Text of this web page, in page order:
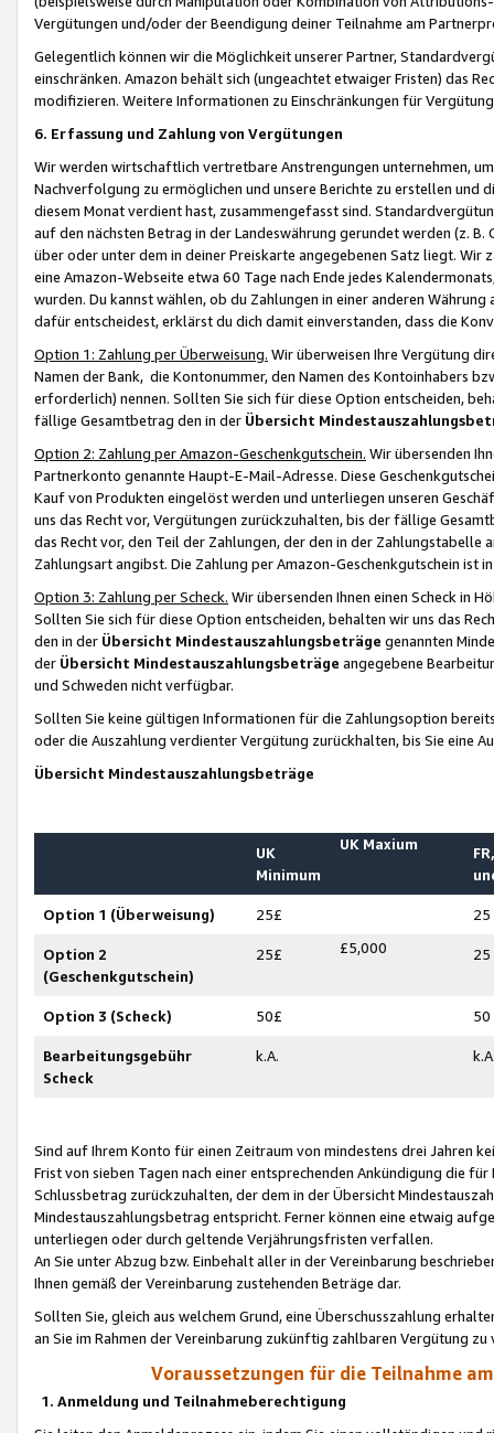
Vergütungen und/oder der Beendigung deiner Teilnahme am
Gelegentlich können wir die Möglichkeit unserer Partner,
einschränken. Amazon behält sich (ungeachtet etwaiger Fristen) das
modifizieren. Weitere Informationen zu Einschränkungen für
6. Erfassung und Zahlung von Vergütungen
Wir werden wirtschaftlich vertretbare Anstrengungen unternehmen,
Nachverfolgung zu ermöglichen und unsere Berichte zu erstellen und
diesem Monat verdient hast, zusammengefasst sind.
auf den nächsten Betrag in der Landeswährung gerundet werden (z.
über oder unter dem in deiner Preiskarte angegebenen Satz liegt.
eine Amazon-Webseite etwa 60 Tage nach Ende jedes
wurden. Du kannst wählen, ob du Zahlungen in einer anderen
dafür entscheidest, erklärst du dich damit einverstanden, dass die
Option 1: Zahlung per Überweisung. Wir überweisen Ihre Vergütung
Namen der Bank, die Kontonummer, den Namen des Kontoinhabers
erforderlich) nennen. Sollten Sie sich für diese Option entscheiden,
fällige Gesamtbetrag den in der Übersicht
Option 2: Zahlung per Amazon-Geschenkgutschein. Wir übersenden
Partnerkonto genannte Haupt-E-Mail-Adresse. Diese
Kauf von Produkten eingelöst werden und unterliegen unseren
uns das Recht vor, Vergütungen zurückzuhalten, bis der fällige
das Recht vor, den Teil der Zahlungen, der den in der
Zahlungsart angibst. Die Zahlung per Amazon-Geschenkgutschein ist
Option 3: Zahlung per Scheck. Wir übersenden Ihnen einen Scheck in
Sollten Sie sich für diese Option entscheiden, behalten wir uns das
den in der Übersicht Mindestauszahlungsbeträge genannten
der Übersicht Mindestauszahlungsbeträge angegebene
und Schweden nicht verfügbar.
Sollten Sie keine gültigen Informationen für die Zahlungsoption
oder die Auszahlung verdienter Vergütung zurückhalten, bis Sie
Übersicht Mindestauszahlungsbeträge
UK
Minimum
UK Maxium
Option 1 (Überweisung) 25£ 25
Option 2
(Geschenkgutschein)
25£ £5,000 25
Option 3 (Scheck) 50£ 50
Bearbeitungsgebühr
Scheck
k.A.
Sind auf Ihrem Konto für einen Zeitraum von mindestens drei Jahren
Frist von sieben Tagen nach einer entsprechenden Ankündigung die
Schlussbetrag zurückzuhalten, der dem in der Übersicht
Mindestauszahlungsbetrag entspricht. Ferner können eine etwaig
unterliegen oder durch geltende Verjährungsfristen verfallen.
An Sie unter Abzug bzw. Einbehalt aller in der Vereinbarung
Ihnen gemäß der Vereinbarung zustehenden Beträge dar.
Sollten Sie, gleich aus welchem Grund, eine Überschusszahlung
an Sie im Rahmen der Vereinbarung zukünftig zahlbaren Vergütung zu
Voraussetzungen für die Teilnahme
1. Anmeldung und Teilnahmeberechtigung